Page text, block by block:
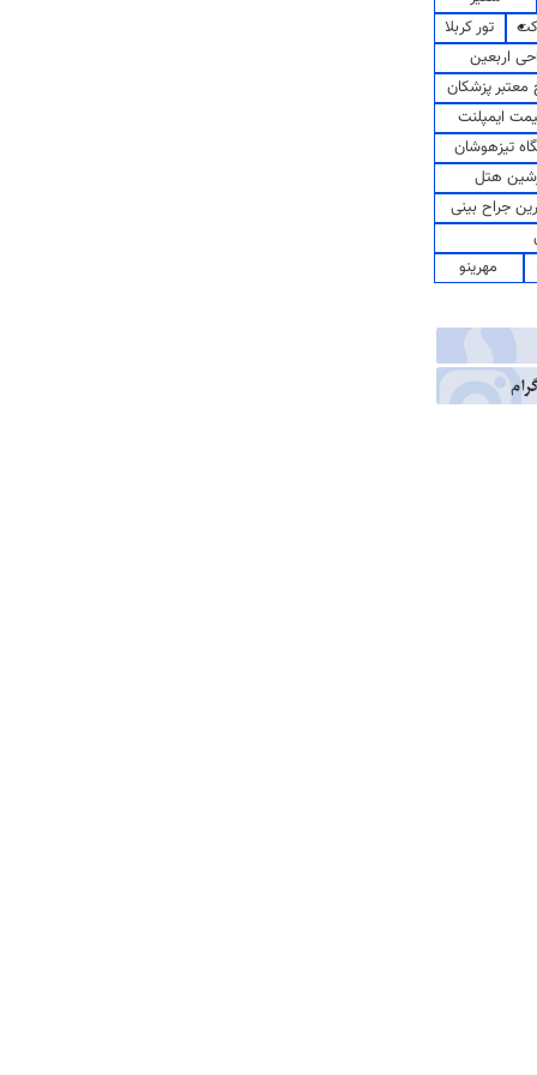
تور کربلا
اربعین
پزشکان
ایمپلنت
تیزهوشان
هتل
جراح بینی
مهرینو